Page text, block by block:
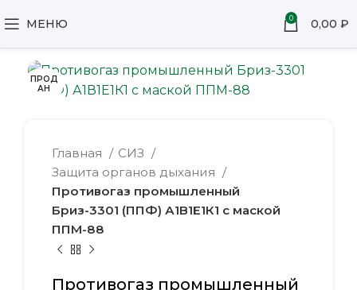
МЕНЮ 0 0,00 ₽
ПРОД
АН
Главная
СИЗ
Защита органов дыхания
Противогаз промышленный
Бриз-3301 (ППФ) А1В1Е1К1 с маской
ППМ-88
Противогаз промышленный